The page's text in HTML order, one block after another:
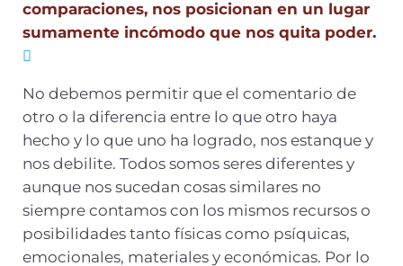
comparaciones, nos posicionan en un lugar
sumamente incómodo que nos quita poder.
No debemos permitir que el comentario de
otro o la diferencia entre lo que otro haya
hecho y lo que uno ha logrado, nos estanque y
nos debilite. Todos somos seres diferentes y
aunque nos sucedan cosas similares no
siempre contamos con los mismos recursos o
posibilidades tanto físicas como psíquicas,
emocionales, materiales y económicas. Por lo